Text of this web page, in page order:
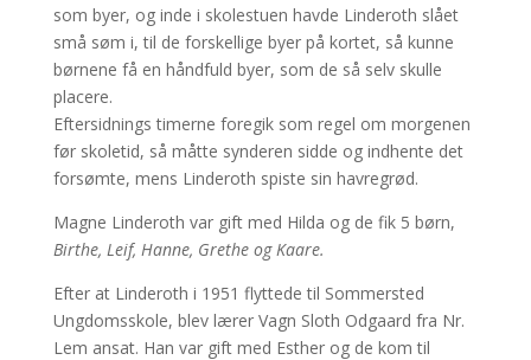
som byer, og inde i skolestuen havde Linderoth slået
små søm i, til de forskellige byer på kortet, så kunne
børnene få en håndfuld byer, som de så selv skulle
placere.
Eftersidnings timerne foregik som regel om morgenen
før skoletid, så måtte synderen sidde og indhente det
forsømte, mens Linderoth spiste sin havregrød.
Magne Linderoth var gift med Hilda og de fik 5 børn,
Birthe, Leif, Hanne, Grethe og Kaare.
Efter at Linderoth i 1951 flyttede til Sommersted
Ungdomsskole, blev lærer Vagn Sloth Odgaard fra Nr.
Lem ansat. Han var gift med Esther og de kom til